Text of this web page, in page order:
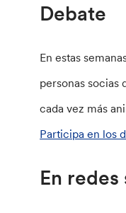
Debate
En estas
personas socias
cada vez más
Participa en los
En redes